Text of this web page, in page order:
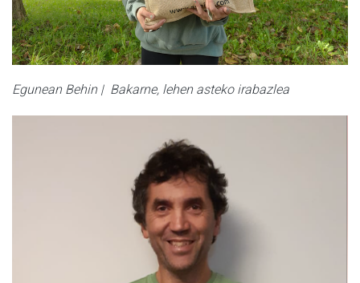
Egunean Behin | Bakarne, lehen asteko irabazlea